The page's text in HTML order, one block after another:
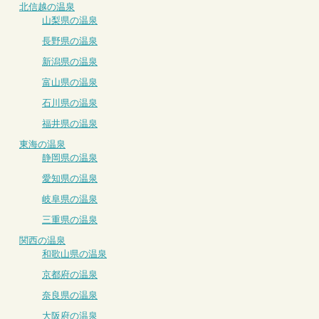
北信越の温泉
山梨県の温泉
長野県の温泉
新潟県の温泉
富山県の温泉
石川県の温泉
福井県の温泉
東海の温泉
静岡県の温泉
愛知県の温泉
岐阜県の温泉
三重県の温泉
関西の温泉
和歌山県の温泉
京都府の温泉
奈良県の温泉
大阪府の温泉